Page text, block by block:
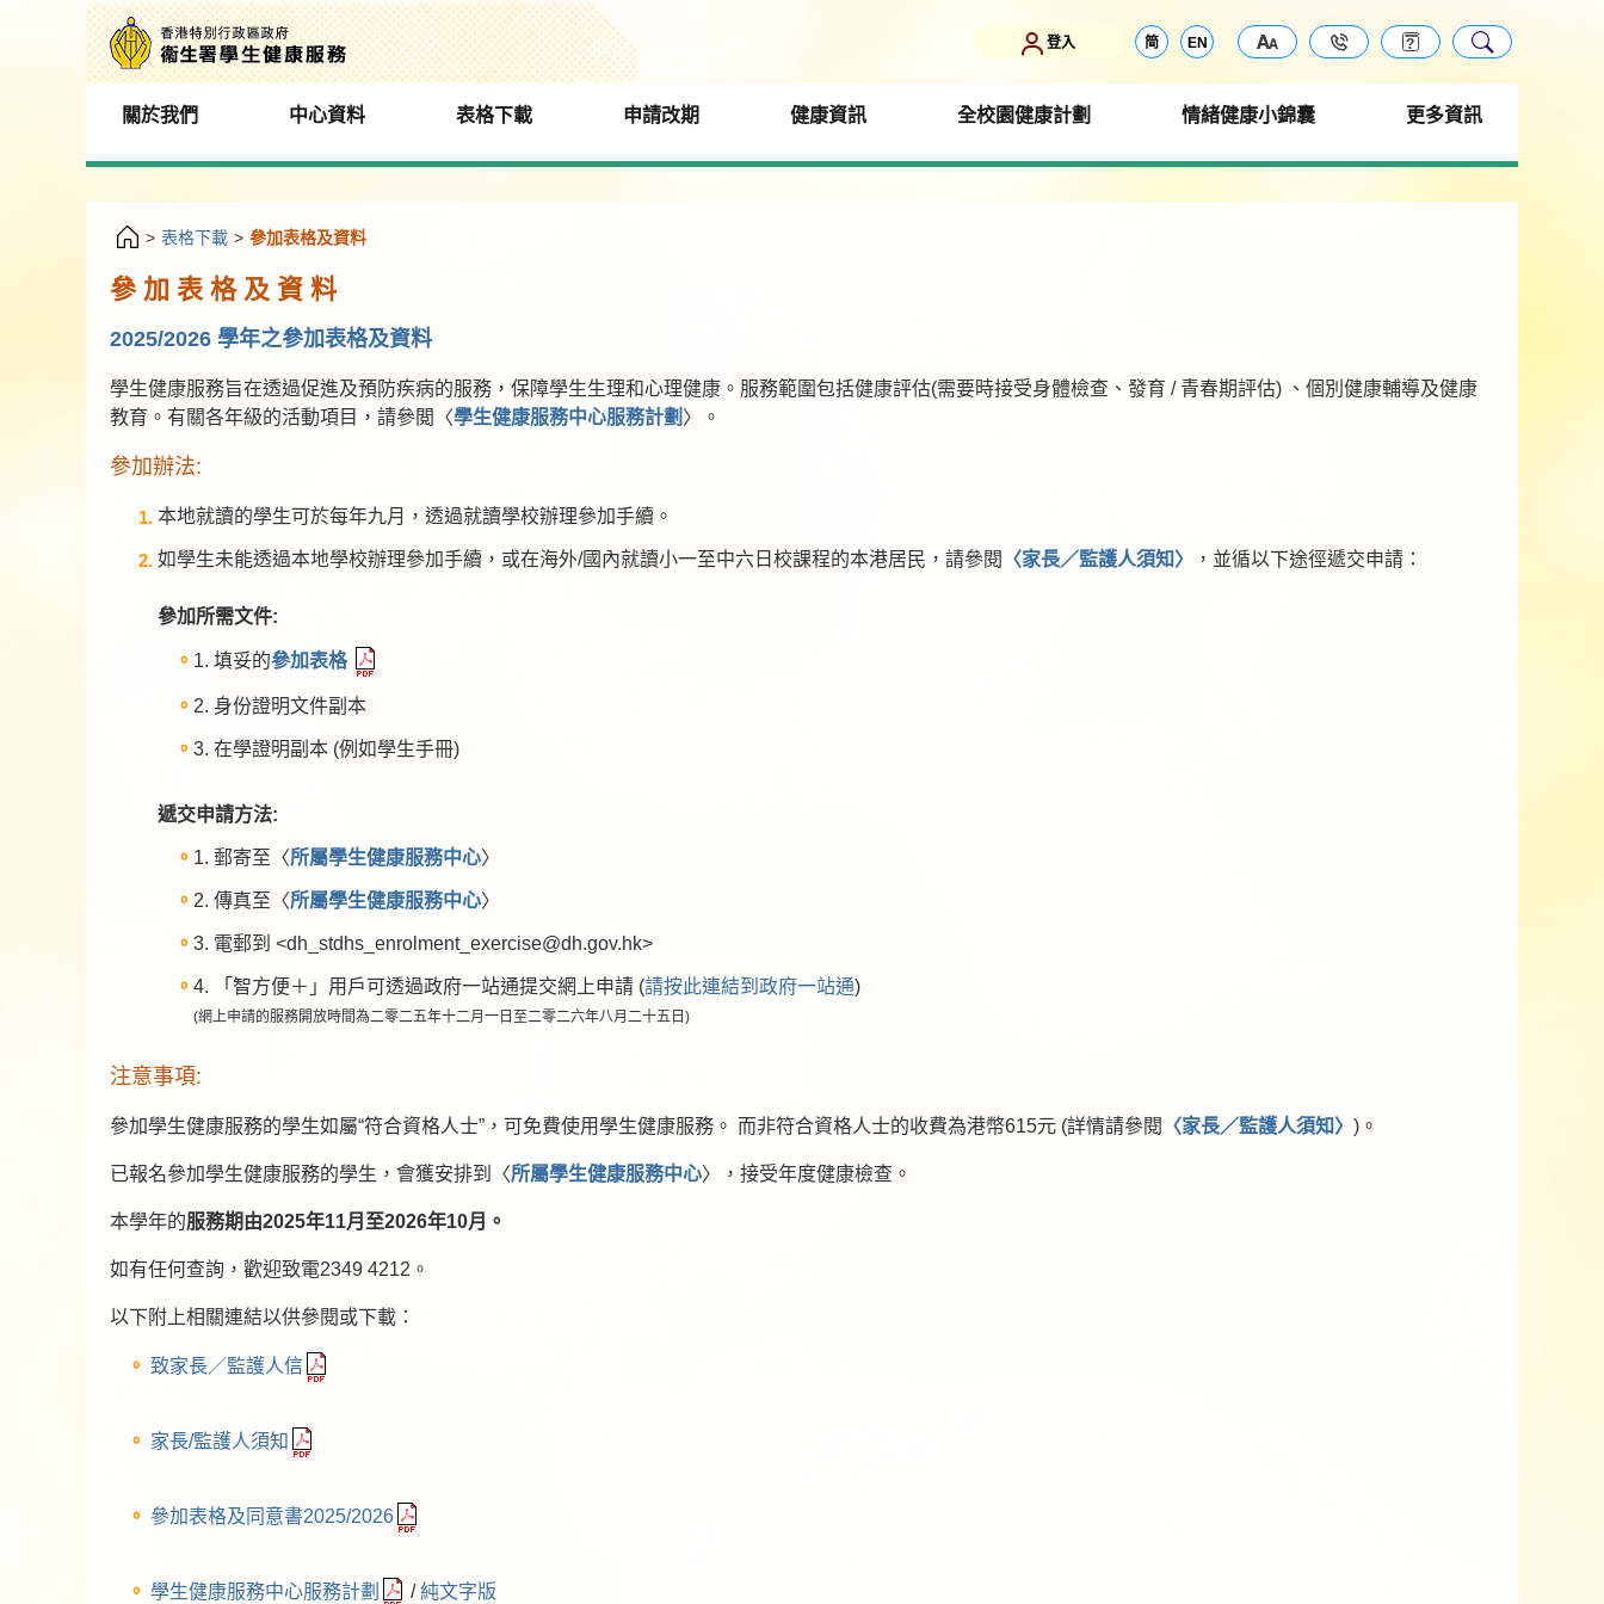
登入 简 EN
關於我們 中心資料 表格下載 申請改期 健康資訊 全校園健康計劃 情緒健康小錦囊 更多資訊
> 表格下載 > 參加表格及資料
參 加 表 格 及 資 料
2025/2026 學年之參加表格及資料
學生健康服務旨在透過促進及預防疾病的服務，保障學生生理和心理健康。服務範圍包括健康評估(需要時接受身體檢查、發育 / 青春期評估) 、個別健康輔導及健康
教育。有關各年級的活動項目，請參閲〈學生健康服務中心服務計劃 〉。
參加辦法:
本地就讀的學生可於每年九月，透過就讀學校辦理參加手續。
如學生未能透過本地學校辦理參加手續，或在海外/國內就讀小一至中六日校課程的本港居民，請參閱 〈家長／監護人須知〉 ，並循以下途徑遞交申請：
參加所需文件:
1. 填妥的參加表格
2. 身份證明文件副本
3. 在學證明副本 (例如學生手冊)
遞交申請方法:
1. 郵寄至〈所屬學生健康服務中心〉
2. 傳真至〈所屬學生健康服務中心〉
3. 電郵到 <dh_stdhs_enrolment_exercise@dh.gov.hk>
4. 「智方便＋」用戶可透過政府一站通提交網上申請 (請按此連結到政府一站通)
(網上申請的服務開放時間為二零二五年十二月一日至二零二六年八月二十五日)
注意事項:
參加學生健康服務的學生如屬“符合資格人士”，可免費使用學生健康服務。 而非符合資格人士的收費為港幣615元 (詳情請參閱 〈家長／監護人須知〉 )。
已報名參加學生健康服務的學生，會獲安排到〈所屬學生健康服務中心〉，接受年度健康檢查。
本學年的服務期由2025年11月至2026年10月。
如有任何查詢，歡迎致電2349 4212。
以下附上相關連結以供參閱或下載：
致家長／監護人信
家長/監護人須知
參加表格及同意書2025/2026
學生健康服務中心服務計劃 /純文字版